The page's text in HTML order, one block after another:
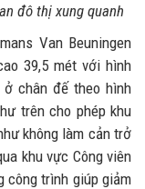
đô thị xung quanh
Van Beuningen
39,5 mét với hình
chân đế theo hình
trên cho phép khu
không làm cản trở
khu vực Công viên
công trình giúp giảm